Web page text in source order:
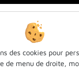
la recherche
des cookies pour
de menu de droite,